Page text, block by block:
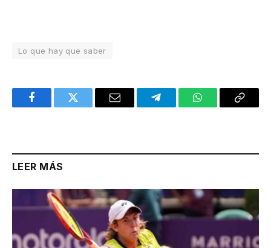
Lo que hay que saber
FacebookTwitter Email TelegramWhatsAppCopy
LEER MÁS